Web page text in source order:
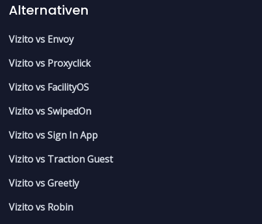
Alternativen
Vizito vs Envoy
Vizito vs Proxyclick
Vizito vs FacilityOS
Vizito vs SwipedOn
Vizito vs Sign In App
Vizito vs Traction Guest
Vizito vs Greetly
Vizito vs Robin